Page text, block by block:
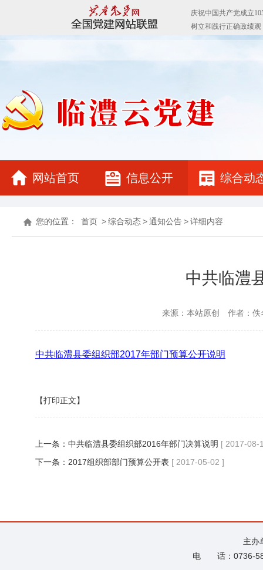
网站首页 信息公开 综合动
您的位置： 首页 >综合动态>通知公告>详细内容
中共临澧
来源：本站原创 作者：佚
中共临澧县委组织部2017年部门预算公开说明
【打印正文】
上一条： 中共临澧县委组织部2016年部门决算说明 [ 2017-08-
下一条： 2017组织部部门预算公开表 [ 2017-05-02 ]
主
电 话：0736-